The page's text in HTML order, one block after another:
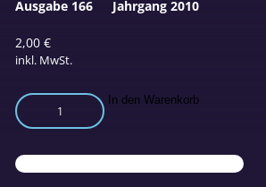
2,00€
inkl. MwSt.
Vorsicht
Spannung
In den Warenkorb
Ausgabe 166 Jahrgang 2010